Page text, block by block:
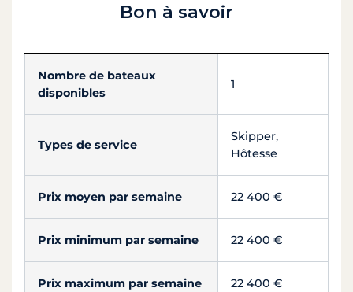
Bon à savoir
Nombre de bateaux
disponibles
1
Types de service
Skipper,
Hôtesse
Prix moyen par semaine 22 400 €
Prix minimum par semaine 22 400 €
Prix maximum par semaine 22 400 €